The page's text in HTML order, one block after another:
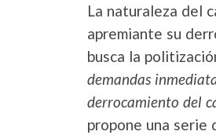
La naturaleza del
apremiante su
busca la
demandas
derrocamiento del
propone una serie